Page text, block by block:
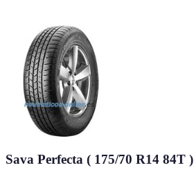
Sava Perfecta ( 175/70 R14 84T )